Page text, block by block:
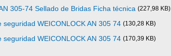
305-74 Sellado de Bridas Ficha técnica (227,98 KB)
seguridad WEICONLOCK AN 305 74 (130,28 KB)
seguridad WEICONLOCK AN 305 74 (170,39 KB)